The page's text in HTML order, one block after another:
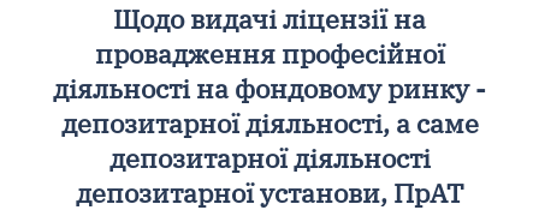
Щодо видачі ліцензії на
провадження професійної
діяльності на фондовому ринку -
депозитарної діяльності, а саме
депозитарної діяльності
депозитарної установи, ПрАТ